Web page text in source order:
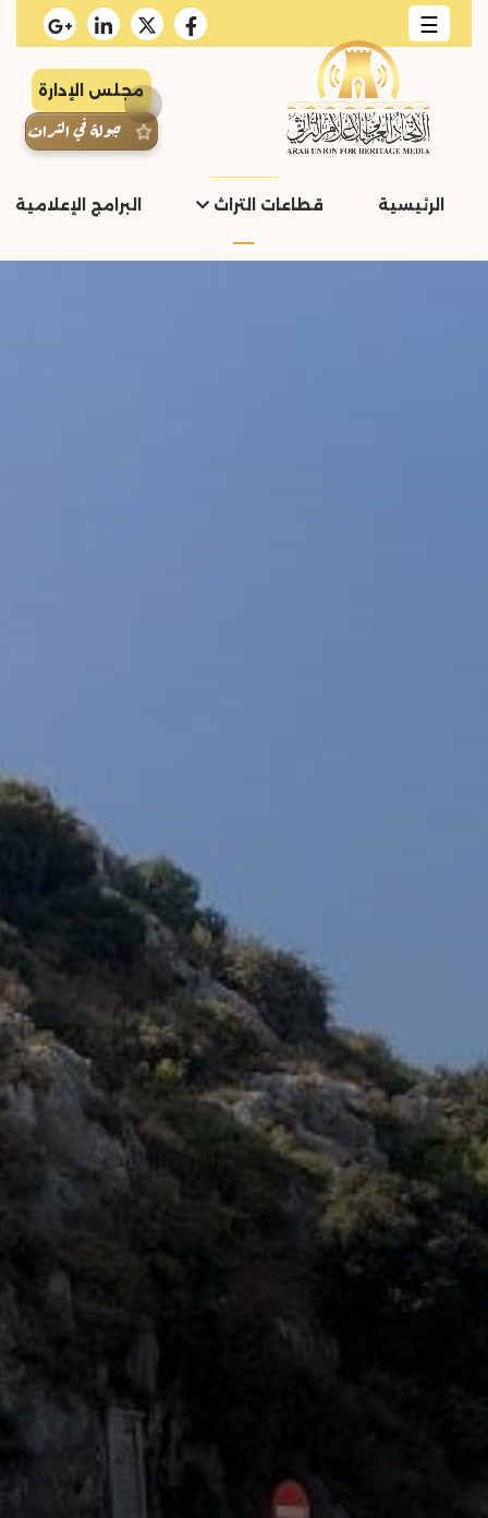
☰
مجلس الإدارة
جولة في التراث
الرئيسية قطاعات التراث البرامج الإعلامية